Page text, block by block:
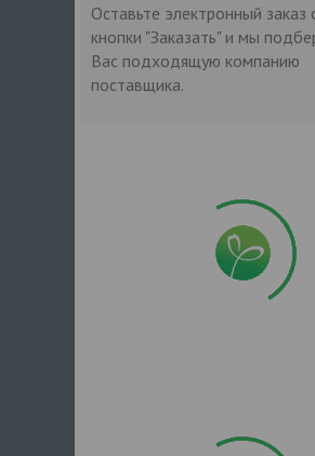
Оставьте электронный
кнопки "Заказать" и мы
Вас подходящую компанию
поставщика.